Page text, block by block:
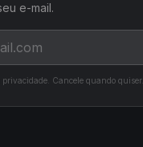
e-mail.
privacidade. Cancele quando quiser.